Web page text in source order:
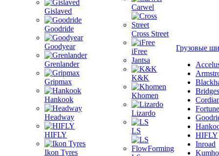
Gislaved
Goodride
Goodyear
Grenlander
Gripmax
Hankook
Headway
HIFLY
Ikon Tyres
Carwel
Cross Street
iFree
Jantsa
K&K
Khomen
Lizardo
LS
Грузовые
Fortune
HIFLY
Inroad
Kumho